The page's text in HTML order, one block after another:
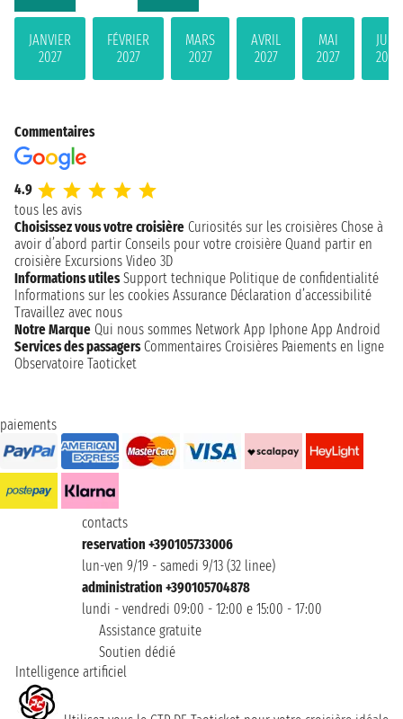
JANVIER
2027
FÉVRIER
2027
MARS
2027
AVRIL
2027
MAI
2027
JUIN
2027
Commentaires
4.9
tous les avis
Choisissez vous votre croisière Curiosités sur les croisières Chose à
avoir d’abord partir Conseils pour votre croisière Quand partir en
croisière Excursions Video 3D
Informations utiles Support technique Politique de confidentialité
Informations sur les cookies Assurance Déclaration d’accessibilité
Travaillez avec nous
Notre Marque Qui nous sommes Network App Iphone App Android
Services des passagers Commentaires Croisières Paiements en ligne
Observatoire Taoticket
paiements
contacts
reservation +390105733006
lun-ven 9/19 - samedi 9/13 (32 linee)
administration +390105704878
lundi - vendredi 09:00 - 12:00 e 15:00 - 17:00
Assistance gratuite
Soutien dédié
Intelligence artificiel